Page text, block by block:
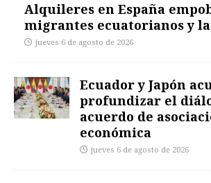
Alquileres en España
migrantes ecuatorianos y
jueves 6 de agosto de 2026
Ecuador y Japón
profundizar el
acuerdo de
económica
jueves 6 de agosto de 2026